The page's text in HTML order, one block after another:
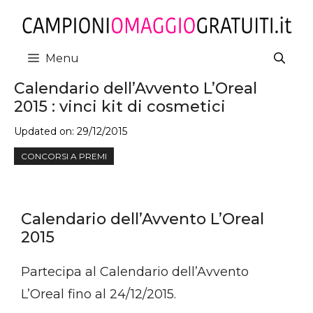
contenuto
Menu
Calendario dell’Avvento L’Oreal
2015 : vinci kit di cosmetici
Updated on: 29/12/2015
CONCORSI A PREMI
Calendario dell’Avvento L’Oreal
2015
Partecipa al Calendario dell’Avvento
L’Oreal fino al 24/12/2015.